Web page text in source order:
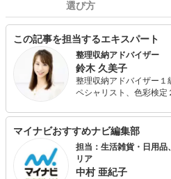
選び方
この記事を担当するエキスパート
整理収納アドバイザー
鈴木 久美子
整理収納アドバイザー１
ペシャリスト、色彩検定２級。 個人宅の整理収
Web記事も多数執筆中
る」Classy Life代表。雑誌のレポーターとしても活動し、
生活を楽しくする情報を発信。 子どもがいても
ションでも、スッキリと
マイナビおすすめナビ編集部
担当：生活雑貨・日用
リア
中村 亜紀子